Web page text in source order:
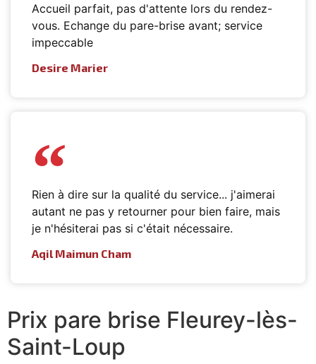
Accueil parfait, pas d'attente lors du rendez-
vous. Echange du pare-brise avant; service
impeccable
Desire Marier
Rien à dire sur la qualité du service... j'aimerai
autant ne pas y retourner pour bien faire, mais
je n'hésiterai pas si c'était nécessaire.
Aqil Maimun Cham
Prix pare brise Fleurey-lès-
Saint-Loup